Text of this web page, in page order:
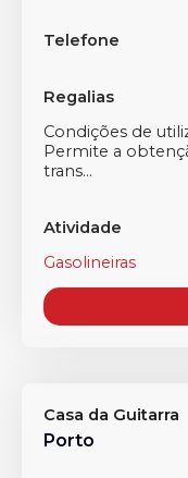
Telefone
Regalias
Condições de
Permite a
trans...
Atividade
Gasolineiras
Casa da Guitarra
Porto